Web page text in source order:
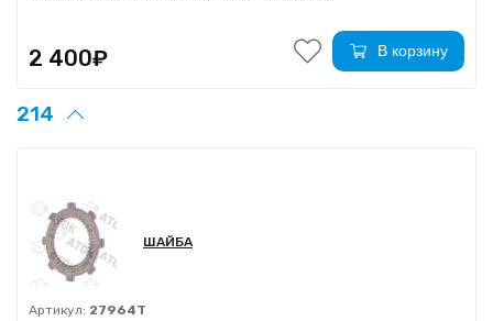
2 400₽ В корзину
214
ШАЙБА
Артикул: 27964T